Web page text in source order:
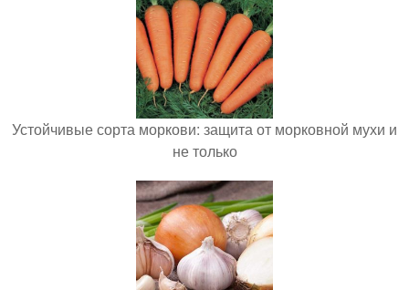
Устойчивые сорта моркови: защита от морковной мухи и
не только